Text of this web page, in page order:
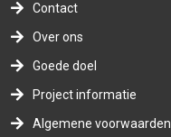
Contact
Over ons
Goede doel
Project informatie
Algemene voorwaarden